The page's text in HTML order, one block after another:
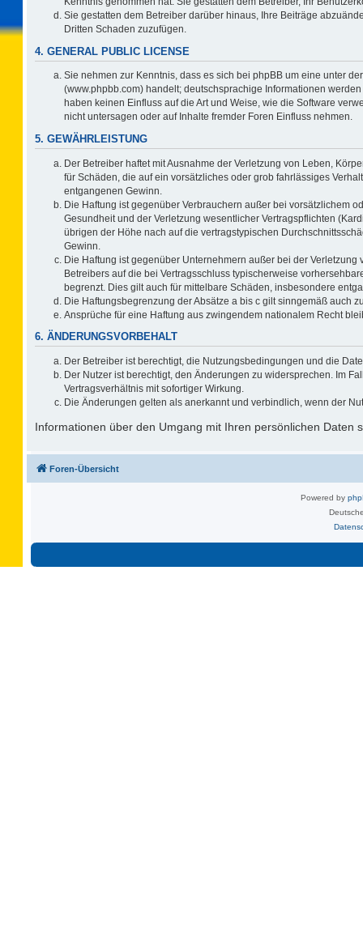
Sie gestatten dem Betreiber darüber hinaus, Ihre Beiträge
Dritten Schaden zuzufügen.
4. GENERAL PUBLIC LICENSE
Sie nehmen zur Kenntnis, dass es sich bei phpBB um eine unter der
(www.phpbb.com) handelt; deutschsprachige Informationen
haben keinen Einfluss auf die Art und Weise, wie die Software
nicht untersagen oder auf Inhalte fremder Foren Einfluss nehmen.
5. GEWÄHRLEISTUNG
Der Betreiber haftet mit Ausnahme der Verletzung von Leben,
für Schäden, die auf ein vorsätzliches oder grob fahrlässiges
entgangenen Gewinn.
Die Haftung ist gegenüber Verbrauchern außer bei vorsätzlichem
Gesundheit und der Verletzung wesentlicher Vertragspflichten
übrigen der Höhe nach auf die vertragstypischen
Gewinn.
Die Haftung ist gegenüber Unternehmern außer bei der
Betreibers auf die bei Vertragsschluss typischerweise
begrenzt. Dies gilt auch für mittelbare Schäden, insbesondere
Die Haftungsbegrenzung der Absätze a bis c gilt sinngemäß auch
Ansprüche für eine Haftung aus zwingendem nationalem Recht
6. ÄNDERUNGSVORBEHALT
Der Betreiber ist berechtigt, die Nutzungsbedingungen und die
Der Nutzer ist berechtigt, den Änderungen zu widersprechen. Im
Vertragsverhältnis mit sofortiger Wirkung.
Die Änderungen gelten als anerkannt und verbindlich, wenn der
Informationen über den Umgang mit Ihren persönlichen Daten
Foren-Übersicht
Powered by